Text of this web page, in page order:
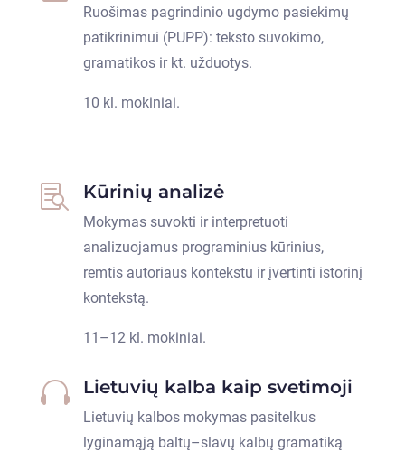
Ruošimas pagrindinio ugdymo pasiekimų
patikrinimui (PUPP): teksto suvokimo,
gramatikos ir kt. užduotys.
10 kl. mokiniai.
 Kūrinių analizė
Mokymas suvokti ir interpretuoti
analizuojamus programinius kūrinius,
remtis autoriaus kontekstu ir įvertinti istorinį
kontekstą.
11–12 kl. mokiniai.
 Lietuvių kalba kaip svetimoji
Lietuvių kalbos mokymas pasitelkus
lyginamąją baltų–slavų kalbų gramatiką